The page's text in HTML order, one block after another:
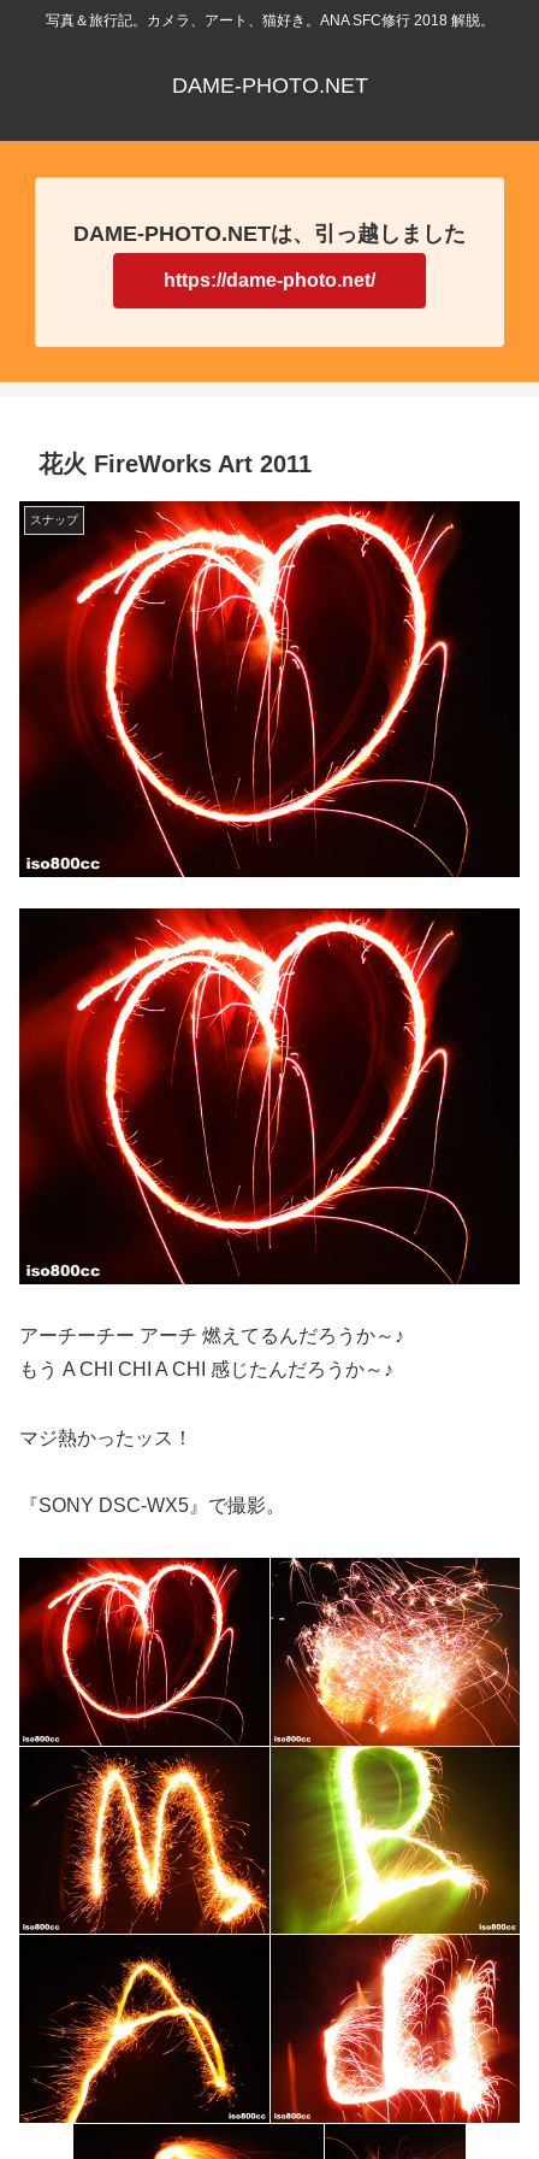
写真＆旅行記。カメラ、アート、猫好き。ANA SFC修行 2018 解脱。
DAME-PHOTO.NET
DAME-PHOTO.NETは、引っ越しました
https://dame-photo.net/
花火 FireWorks Art 2011
スナップ
アーチーチー アーチ 燃えてるんだろうか～♪
もう A CHI CHI A CHI 感じたんだろうか～♪
マジ熱かったッス！
『SONY DSC-WX5』で撮影。